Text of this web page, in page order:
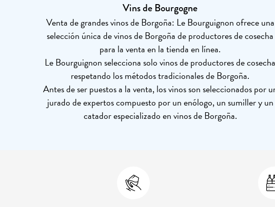
Vins de Bourgogne
Venta de grandes vinos de Borgoña: Le Bourguignon ofrece una
selección única de vinos de Borgoña de productores de cosecha
para la venta en la tienda en línea.
Le Bourguignon selecciona solo vinos de productores de cosecha
respetando los métodos tradicionales de Borgoña.
Antes de ser puestos a la venta, los vinos son seleccionados por
jurado de expertos compuesto por un enólogo, un sumiller y un
catador especializado en vinos de Borgoña.